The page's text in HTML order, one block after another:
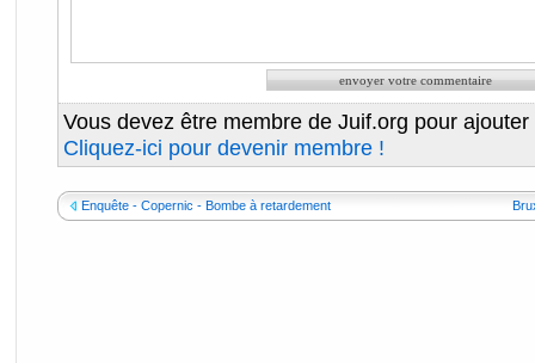
Vous devez être membre de Juif.org pour
Cliquez-ici pour devenir membre !
Enquête - Copernic - Bombe à retardement